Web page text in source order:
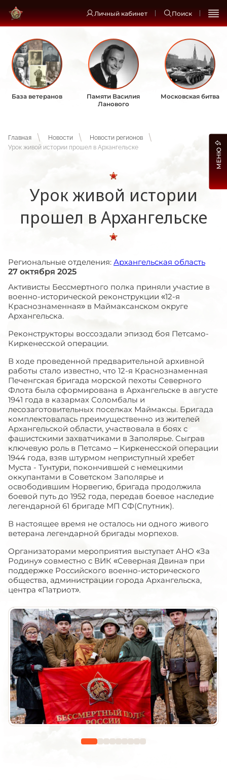
Личный кабинет Поиск
База ветеранов
Памяти Василия
Ланового
Московская битва
Главная Новости
Новости регионов
Урок живой истории прошел в Архангельске
Урок живой истории
прошел в Архангельске
Региональные отделения: Архангельская область
27 октября 2025
Активисты Бессмертного полка приняли участие в
военно-исторической реконструкции «12-я
Краснознаменная» в Маймаксанском округе
Архангельска.
Реконструкторы воссоздали эпизод боя Петсамо-
Киркенесской операции.
В ходе проведенной предварительной архивной
работы стало известно, что 12-я Краснознаменная
Печенгская бригада морской пехоты Северного
Флота была сформирована в Архангельске в августе
1941 года в казармах Соломбалы и
лесозаготовительных поселках Маймаксы. Бригада
комплектовалась преимущественно из жителей
Архангельской области, участвовала в боях с
фашистскими захватчиками в Заполярье. Сыграв
ключевую роль в Петсамо – Киркенесской операции
1944 года, взяв штурмом неприступный хребет
Муста - Тунтури, покончившей с немецкими
оккупантами в Советском Заполярье и
освободившим Норвегию, бригада продолжила
боевой путь до 1952 года, передав боевое наследие
легендарной 61 бригаде МП СФ(Спутник).
В настоящее время не осталось ни одного живого
ветерана легендарной бригады морпехов.
Организаторами мероприятия выступает АНО «За
Родину» совместно с ВИК «Северная Двина» при
поддержке Российского военно-исторического
общества, администрации города Архангельска,
центра «Патриот».
МЕНЮ